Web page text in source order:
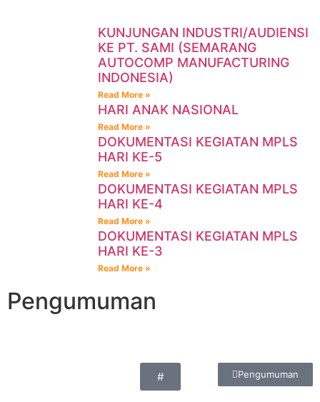
KUNJUNGAN INDUSTRI/AUDIENSI
KE PT. SAMI (SEMARANG
AUTOCOMP MANUFACTURING
INDONESIA)
Read More »
HARI ANAK NASIONAL
Read More »
DOKUMENTASI KEGIATAN MPLS
HARI KE-5
Read More »
DOKUMENTASI KEGIATAN MPLS
HARI KE-4
Read More »
DOKUMENTASI KEGIATAN MPLS
HARI KE-3
Read More »
Pengumuman
Pengumuman
#